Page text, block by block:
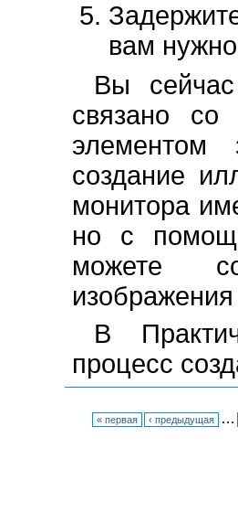
вам
Вы
связано со
элементом
создание
монитора
но с
можете
В
процесс
« первая ‹ предыдущая …